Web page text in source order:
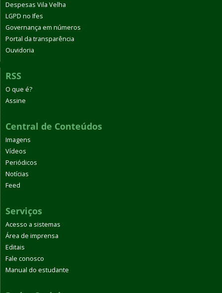
Despesas Vila Velha
LGPD no Ifes
Governança em números
Portal da transparência
Ouvidoria
RSS
O que é?
Assine
Central de Conteúdos
Imagens
Vídeos
Periódicos
Notícias
Feed
Serviços
Acesso a sistemas
Área de imprensa
Editais
Fale conosco
Manual do estudante